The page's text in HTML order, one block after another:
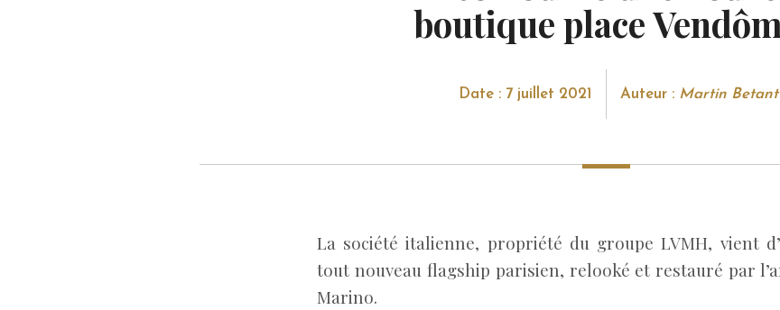
boutique place
Date : 7 juillet 2021 Auteur : Martin Betant
La société italienne, propriété du groupe LVMH, vient
tout nouveau flagship parisien, relooké et restauré par
Marino.